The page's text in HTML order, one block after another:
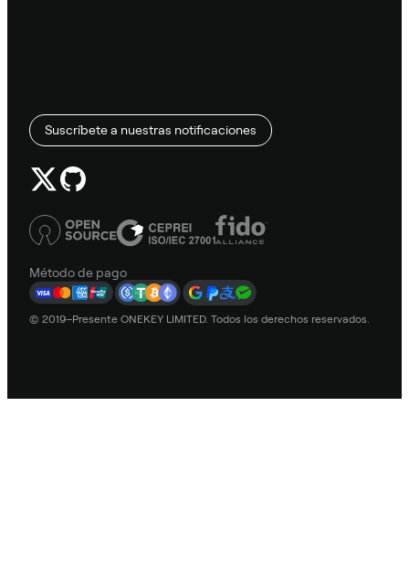
Suscríbete a nuestras notificaciones
Método de pago
© 2019–Presente ONEKEY LIMITED. Todos los derechos reservados.